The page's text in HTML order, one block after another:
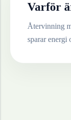
Varför
Återvinning
sparar energi